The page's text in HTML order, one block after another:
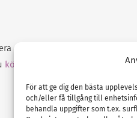
För att ge dig den bästa
och/eller få tillgång till
behandla uppgifter som t.ex.
på vårt
köpa Bröllopsmagasinet